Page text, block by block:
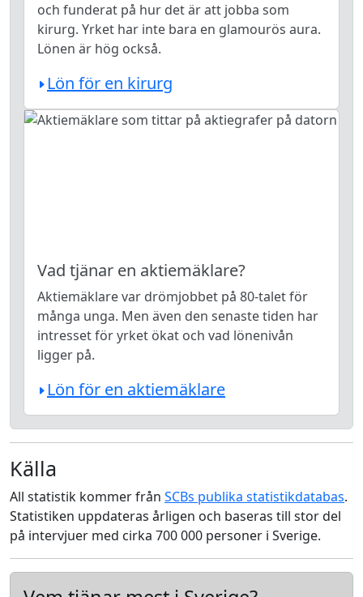
och funderat på hur det är att jobba som
kirurg. Yrket har inte bara en glamourös aura.
Lönen är hög också.
Lön för en kirurg
Vad tjänar en aktiemäklare?
Aktiemäklare var drömjobbet på 80-talet för
många unga. Men även den senaste tiden har
intresset för yrket ökat och vad lönenivån
ligger på.
Lön för en aktiemäklare
Källa
All statistik kommer från SCBs publika statistikdatabas.
Statistiken uppdateras årligen och baseras till stor del
på intervjuer med cirka 700 000 personer i Sverige.